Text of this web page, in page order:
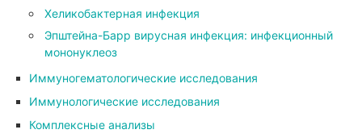
Хеликобактерная инфекция
Эпштейна-Барр вирусная инфекция: инфекционный
мононуклеоз
Иммуногематологические исследования
Иммунологические исследования
Комплексные анализы